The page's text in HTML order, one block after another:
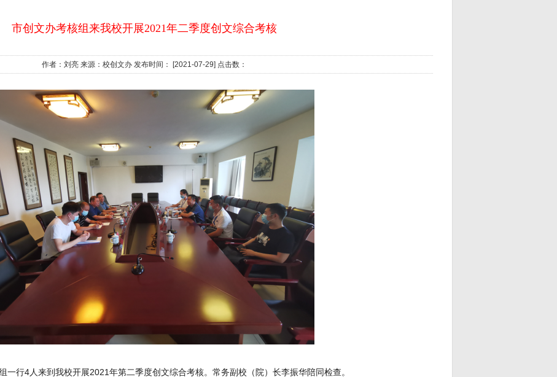
市创文办考核组来我校开展2021年二季度创文综合考核
作者：刘亮 来源：校创文办 发布时间： [2021-07-29] 点击数：
一行4人来到我校开展2021年第二季度创文综合考核。常务副校（院）长李振华陪同检查。